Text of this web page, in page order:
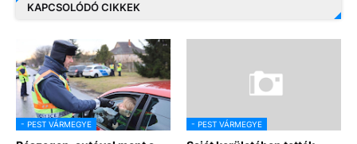
KAPCSOLÓDÓ CIKKEK
- PEST VÁRMEGYE - PEST VÁRMEGYE